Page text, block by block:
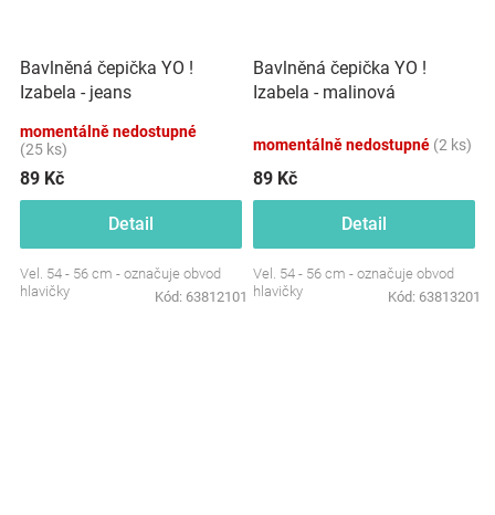
Bavlněná čepička YO !
Izabela - jeans
momentálně nedostupné
(25 ks)
89 Kč
Detail
Vel. 54 - 56 cm - označuje obvod
hlavičky
Kód: 63812101
Bavlněná čepička YO !
Izabela - malinová
momentálně nedostupné (2 ks)
89 Kč
Detail
Vel. 54 - 56 cm - označuje obvod
hlavičky
Kód: 63813201